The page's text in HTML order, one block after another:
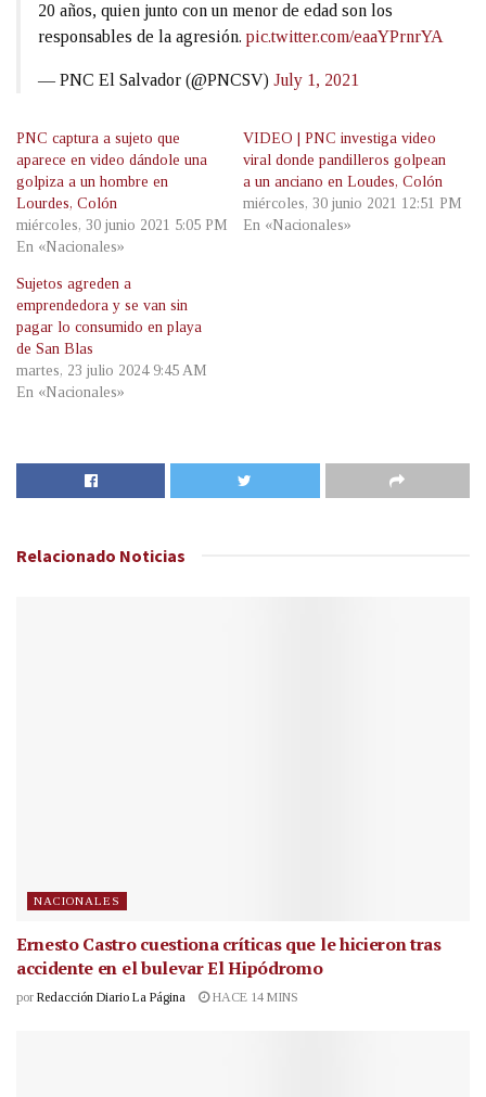
20 años, quien junto con un menor de edad son los
responsables de la agresión. pic.twitter.com/eaaYPrnrYA
— PNC El Salvador (@PNCSV) July 1, 2021
PNC captura a sujeto que
aparece en video dándole una
golpiza a un hombre en
Lourdes, Colón
miércoles, 30 junio 2021 5:05 PM
En «Nacionales»
VIDEO | PNC investiga video
viral donde pandilleros golpean
a un anciano en Loudes, Colón
miércoles, 30 junio 2021 12:51 PM
En «Nacionales»
Sujetos agreden a
emprendedora y se van sin
pagar lo consumido en playa
de San Blas
martes, 23 julio 2024 9:45 AM
En «Nacionales»
Relacionado Noticias
NACIONALES
Ernesto Castro cuestiona críticas que le hicieron tras
accidente en el bulevar El Hipódromo
por Redacción Diario La Página HACE 14 MINS